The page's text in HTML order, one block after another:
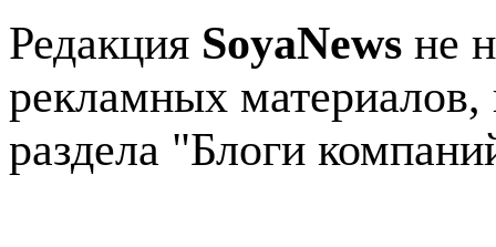
Редакция SoyaNews не
рекламных
раздела "Блоги